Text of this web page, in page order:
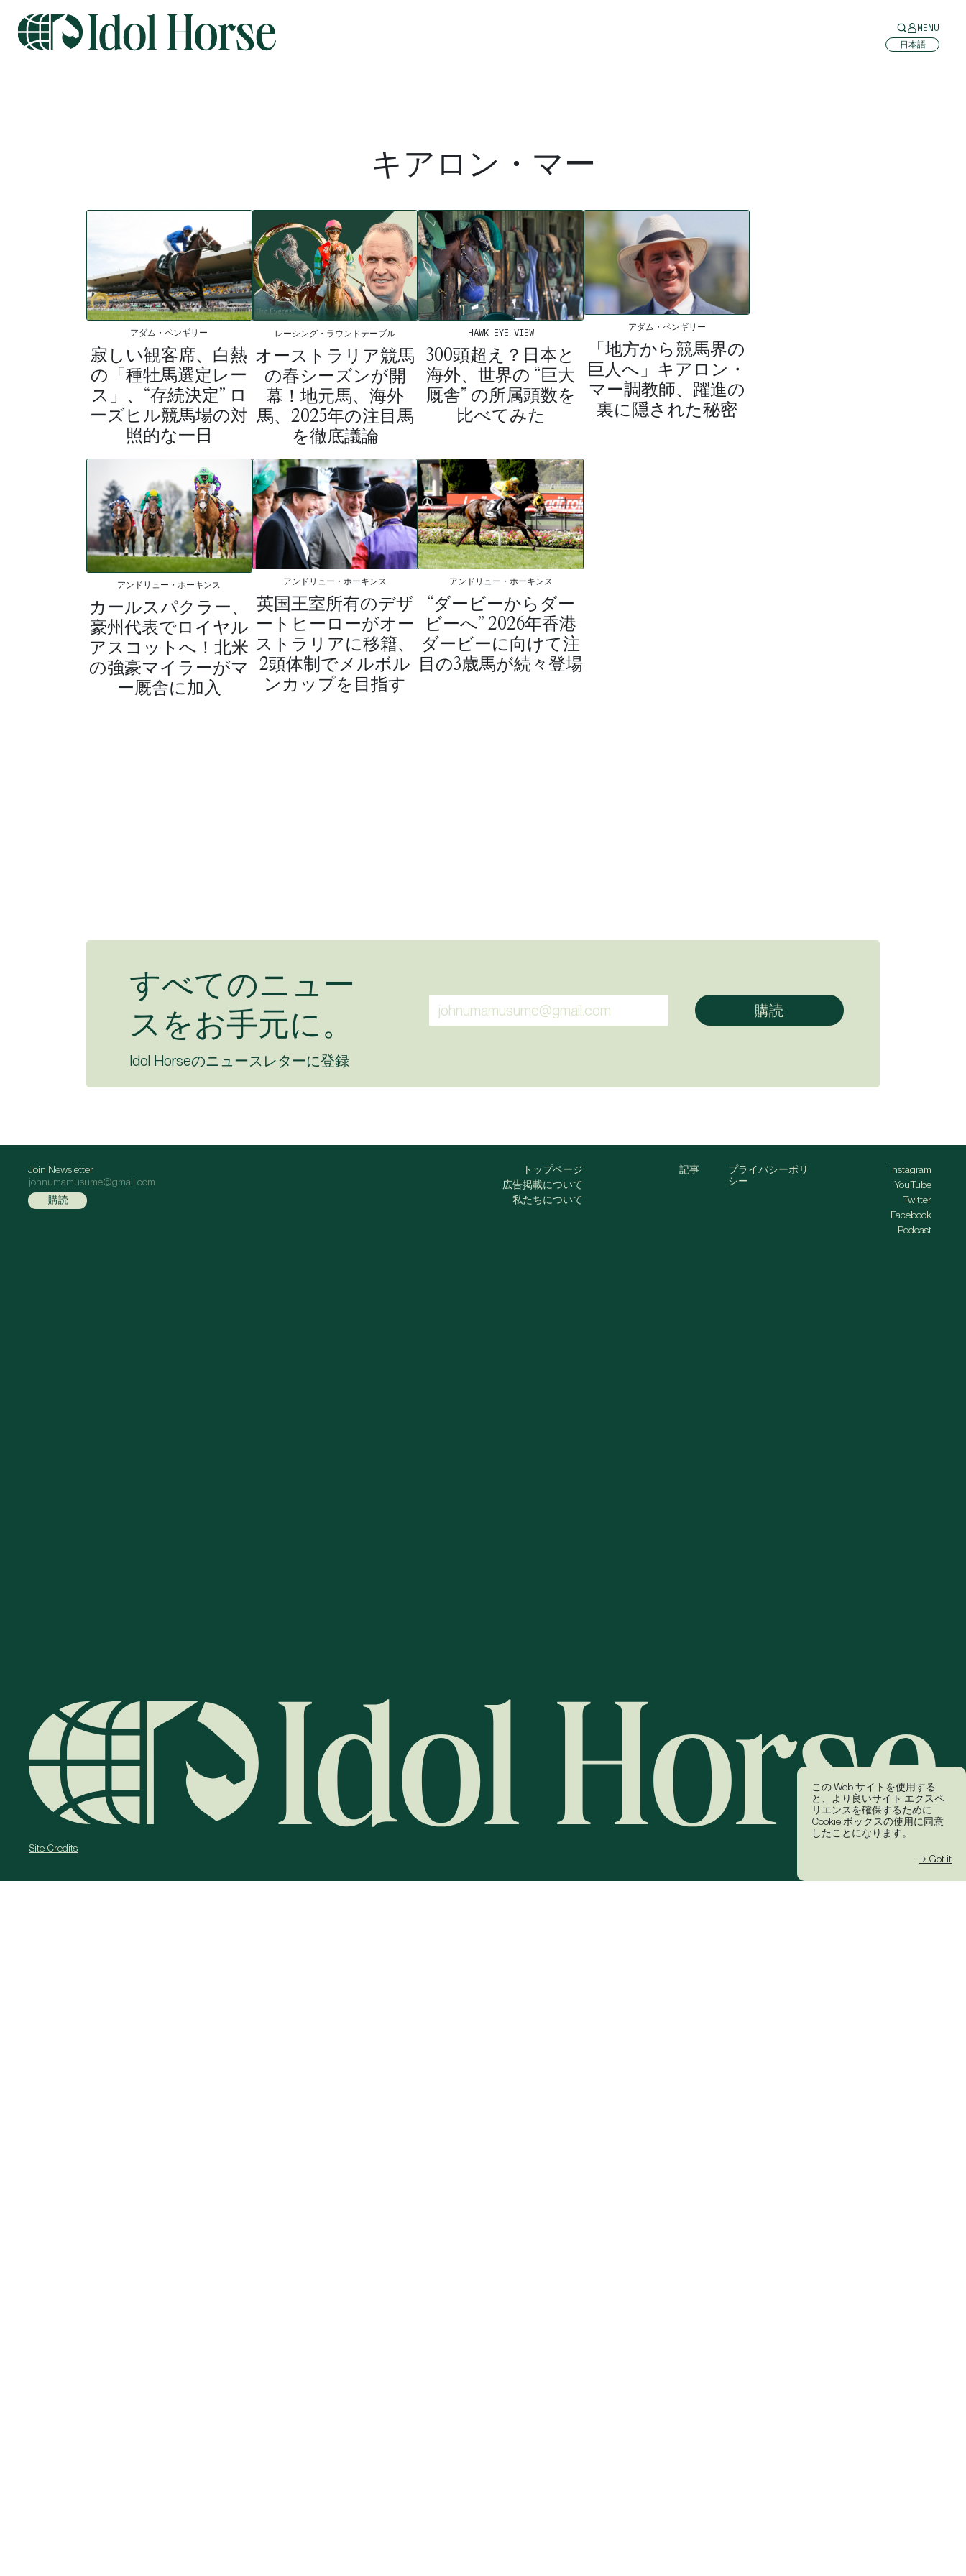
MENU
日本語
この Web サイトを使用する
と、より良いサイト エクスペ
リエンスを確保するために
Cookie ボックスの使用に同意
したことになります。
→ Got it
キアロン・マー
アダム・ペンギリー
寂しい観客席、白熱
の「種牡馬選定レー
ス」、“存続決定” ロ
ーズヒル競馬場の対
照的な一日
レーシング・ラウンドテーブル
オーストラリア競馬
の春シーズンが開
幕！地元馬、海外
馬、2025年の注目馬
を徹底議論
HAWK EYE VIEW
300頭超え？日本と
海外、世界の “巨大
厩舎” の所属頭数を
比べてみた
アダム・ペンギリー
「地方から競馬界の
巨人へ」キアロン・
マー調教師、躍進の
裏に隠された秘密
アンドリュー・ホーキンス
カールスパクラー、
豪州代表でロイヤル
アスコットへ！北米
の強豪マイラーがマ
ー厩舎に加入
アンドリュー・ホーキンス
英国王室所有のデザ
ートヒーローがオー
ストラリアに移籍、
2頭体制でメルボル
ンカップを目指す
アンドリュー・ホーキンス
“ダービーからダー
ビーへ” 2026年香港
ダービーに向けて注
目の3歳馬が続々登場
すべてのニュー
スをお手元に。
Idol Horseのニュースレターに登録
Join Newsletter
トップページ
広告掲載について
私たちについて
記事
プライバシーポリ
シー
Instagram
YouTube
Twitter
Facebook
Podcast
Site Credits